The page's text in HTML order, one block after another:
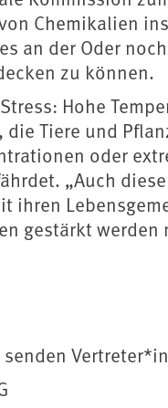
Chemikalien
an der Oder
zu können.
Hohe
Tiere und
oder
„Auch
ihren
gestärkt werden